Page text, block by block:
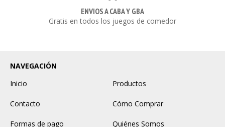
ENVIOS A CABA Y GBA
Gratis en todos los juegos de comedor
NAVEGACIÓN
Inicio
Productos
Contacto Cómo Comprar
Formas de pago Quiénes Somos